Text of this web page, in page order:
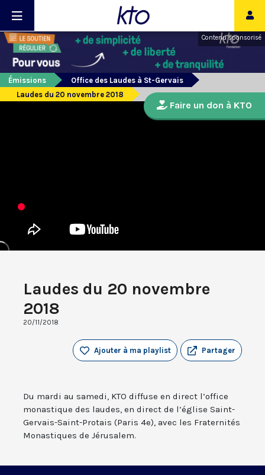
Contenu sponsorisé
Émissions
Office des Laudes à St-Gervais
Laudes du 20 novembre 2018
Laudes du 20 novembre
2018
20/11/2018
Partager
Ajouter à ma playlist
Du mardi au samedi, KTO diffuse en direct l’office
monastique des laudes, en direct de l’église Saint-
Gervais-Saint-Protais (Paris 4e), avec les Fraternités
Monastiques de Jérusalem.
Faire un don à KTO